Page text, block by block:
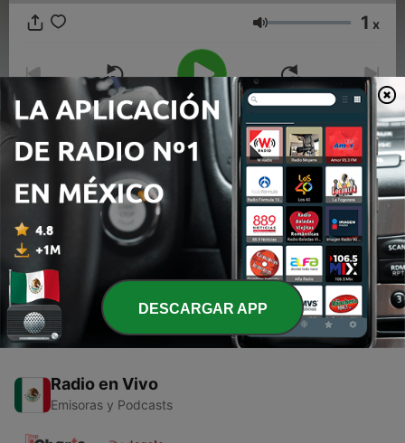
Volumen 1 x
00:00 00:00
Episodios
2 - Placido Domingo,boleros,tangos y rancheras en
Noche de Romance
Radio en Vivo
Emisoras y Podcasts
DESCARGAR APP